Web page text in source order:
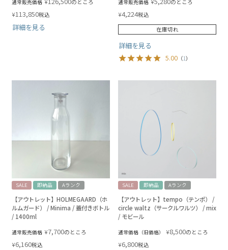
通常販売価格 ¥ のところ
¥113,850税込
詳細を見る
通常販売価格 ¥ のところ
¥4,224税込
在庫切れ
詳細を見る
5.00 （1）
SALE 即納品 Aランク
【アウトレット】HOLMEGAARD（ホ
ルムガード） / Minima / 蓋付きボトル
/ 1400ml
通常販売価格 ¥7,700のところ
¥6,160税込
SALE 即納品 Aランク
【アウトレット】tempo（テンポ） /
circle waltz（サークルワルツ） / mix
/ モビール
通常価格（旧価格） ¥8,500のところ
¥6,800税込